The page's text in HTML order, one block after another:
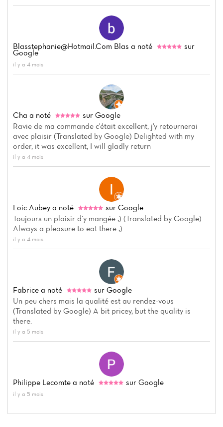
Blasstephanie@hotmail.com Blas a noté sur
Google
il y a 4 mois
Cha a noté
sur Google
Ravie de ma commande c'était excellent, j'y retournerai
avec plaisir (Translated by Google) Delighted with my
order, it was excellent, I will gladly return
il y a 4 mois
Loic Aubey a noté
sur Google
Toujours un plaisir d’y mangée ;) (Translated by Google)
Always a pleasure to eat there ;)
il y a 4 mois
Fabrice a noté
sur Google
Un peu chers mais la qualité est au rendez-vous
(Translated by Google) A bit pricey, but the quality is
there.
il y a 5 mois
Philippe Lecomte a noté sur Google
il y a 5 mois